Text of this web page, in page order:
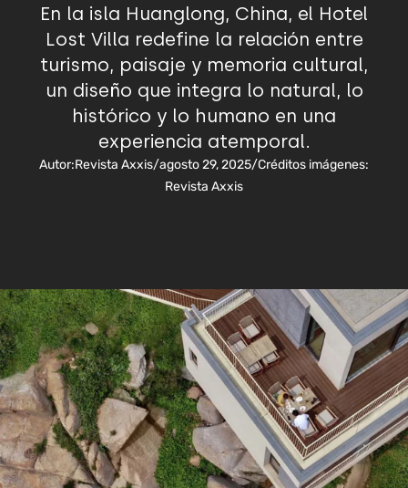
En la isla Huanglong, China, el Hotel
Lost Villa redefine la relación entre
turismo, paisaje y memoria cultural,
un diseño que integra lo natural, lo
histórico y lo humano en una
experiencia atemporal.
Autor:Revista Axxis/agosto 29, 2025/Créditos imágenes:
Revista Axxis